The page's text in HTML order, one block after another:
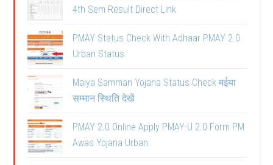
4th Sem Result Direct Link
PMAY Status Check With Adhaar PMAY 2.0
Urban Status
Maiya Samman Yojana Status Check मईया
सम्मान स्थिति देखें
PMAY 2.0 Online Apply PMAY-U 2.0 Form PM
Awas Yojana Urban